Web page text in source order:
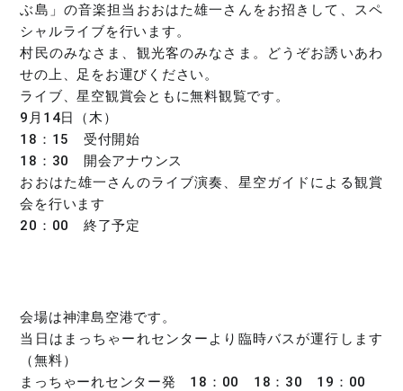
ぶ島」の音楽担当おおはた雄一さんをお招きして、スペ
シャルライブを行います。
村民のみなさま、観光客のみなさま。どうぞお誘いあわ
せの上、足をお運びください。
ライブ、星空観賞会ともに無料観覧です。
9月14日（木）
18：15 受付開始
18：30 開会アナウンス
おおはた雄一さんのライブ演奏、星空ガイドによる観賞
会を行います
20：00 終了予定
会場は神津島空港です。
当日はまっちゃーれセンターより臨時バスが運行します
（無料）
まっちゃーれセンター発 18：00 18：30 19：00